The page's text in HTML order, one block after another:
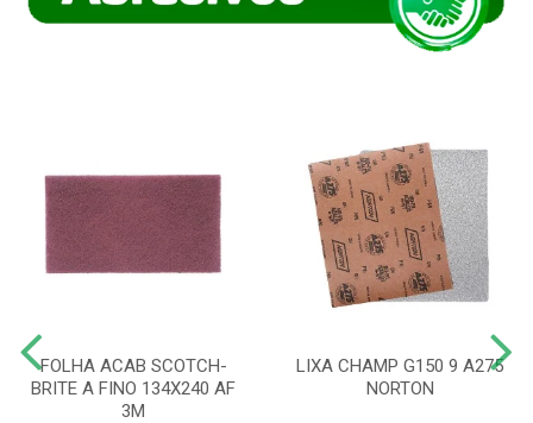
FOLHA ACAB SCOTCH-
BRITE A FINO 134X240 AF
3M
LIXA CHAMP G150 9 A275
NORTON